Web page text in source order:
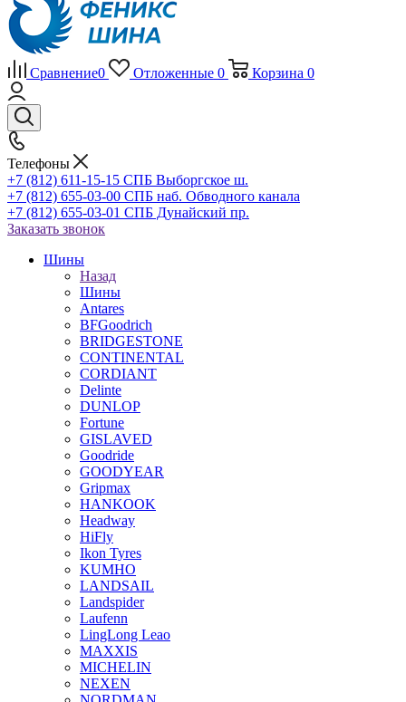
Сравнение0 Отложенные 0 Корзина 0
Телефоны
+7 (812) 611-15-15 СПБ Выборгское ш.
+7 (812) 655-03-00 СПБ наб. Обводного канала
+7 (812) 655-03-01 СПБ Дунайский пр.
Заказать звонок
Шины
Назад
Шины
Antares
BFGoodrich
BRIDGESTONE
CONTINENTAL
CORDIANT
Delinte
DUNLOP
Fortune
GISLAVED
Goodride
GOODYEAR
Gripmax
HANKOOK
Headway
HiFly
Ikon Tyres
KUMHO
LANDSAIL
Landspider
Laufenn
LingLong Leao
MAXXIS
MICHELIN
NEXEN